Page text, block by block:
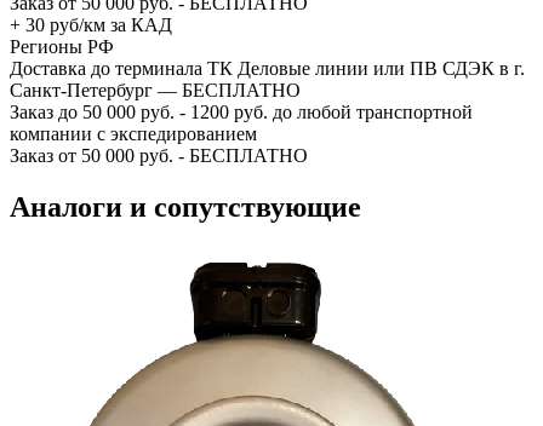
+ 30 руб/км за КАД
Регионы РФ
Доставка до терминала ТК Деловые линии или ПВ СДЭК в г.
Санкт-Петербург — БЕСПЛАТНО
Заказ до 50 000 руб. - 1200 руб. до любой транспортной
компании с экспедированием
Заказ от 50 000 руб. - БЕСПЛАТНО
Аналоги и сопутствующие